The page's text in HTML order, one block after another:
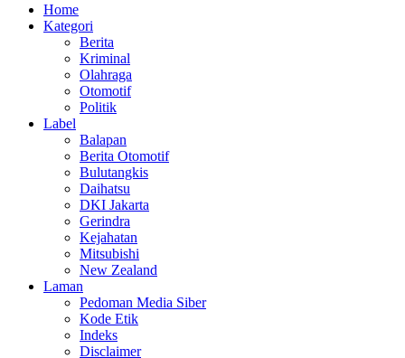
Home
Kategori
Berita
Kriminal
Olahraga
Otomotif
Politik
Label
Balapan
Berita Otomotif
Bulutangkis
Daihatsu
DKI Jakarta
Gerindra
Kejahatan
Mitsubishi
New Zealand
Laman
Pedoman Media Siber
Kode Etik
Indeks
Disclaimer